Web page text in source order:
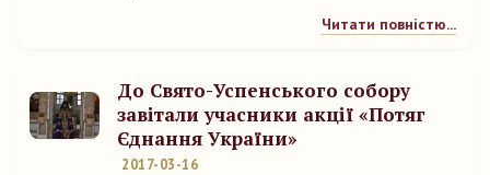
Читати повністю...
До Свято-Успенського собору
завітали учасники акції «Потяг
Єднання України»
2017-03-16